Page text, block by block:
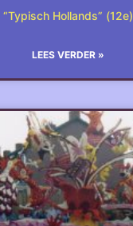
“Typisch Hollands” (12e)
LEES VERDER »